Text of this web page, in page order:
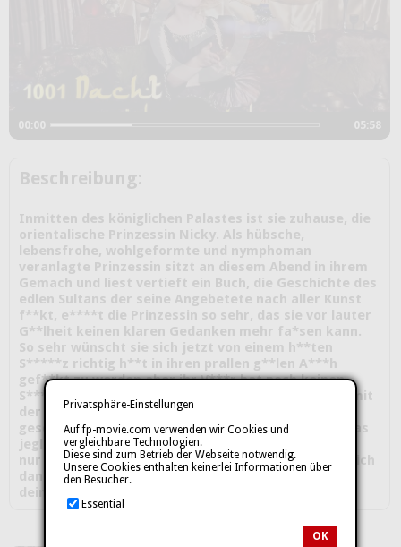
Privatsphäre-Einstellungen
Auf fp-movie.com verwenden wir Cookies und
vergleichbare Technologien.
Diese sind zum Betrieb der Webseite notwendig.
Unsere Cookies enthalten keinerlei Informationen über
den Besucher.
Essential
OK
00:00 05:58
Beschreibung:
Inmitten des königlichen Palastes ist sie zuhause, die
orientalische Prinzessin Nicky. Als hübsche,
lebensfrohe, wohlgeformte und nymphoman
veranlagte Prinzessin sitzt an diesem Abend in ihrem
Gemach und liest vertieft ein Buch, die Geschichte des
edlen Sultans der seine Angebetete nach aller Kunst
f**kt, e****t die Prinzessin so sehr, das sie vor lauter
G**lheit keinen klaren Gedanken mehr fa*sen kann.
So sehr wünscht sie sich jetzt von einem h**ten
S*****z richtig h**t in ihren prallen g**len A***h
gef**kt zu werden aber ihr V***r hat noch keinen
S*****z für sie auserkoren. So kommt ihr die Idee mit
der Wunderlampe. Die Wunderlampe die sie einst
geschenkt bekam von ihrer M****r, die ihr sagte, das
jeglicher Wunsch in Erfüllung gehen wird wenn man
nur daran reibt. Gesagt getan ! Wie die Prinzessin dich
dann an ihrem heißen A**lf**k teilhaben lässt wird
deinen S*****z in den Wahnsinn treiben....